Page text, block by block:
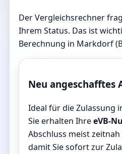
Der Vergleichsrechner
Ihrem Status. Das ist
Berechnung in Markdorf
Neu angeschafftes
Ideal für die Zulassung
Sie erhalten IhreeVB-
Abschluss meist zeitnah
damit Sie sofort zur